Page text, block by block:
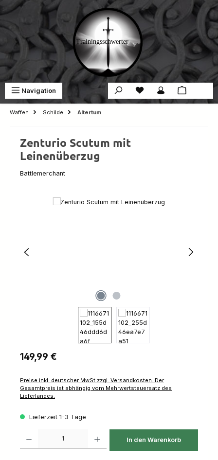
Zum Hauptinhalt springen
Navigation Du hast 0 Produkte auf
Waffen Schilde Altertum
Zenturio Scutum mit
Leinenüberzug
Battlemerchant
Bildergalerie überspringen
Regulärer Preis:
149,99 €
Preise inkl. deutscher MwSt zzgl. Versandkosten. Der
Gesamtpreis ist abhängig vom Mehrwertsteuersatz des
Lieferlandes.
Lieferzeit 1-3 Tage
In den Warenkorb